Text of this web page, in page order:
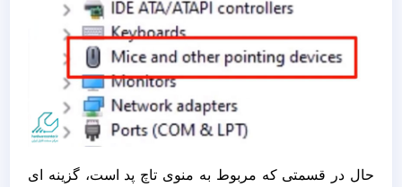
حال در قسمتی که مربوط به منوی تاچ پد است، گزینه ای